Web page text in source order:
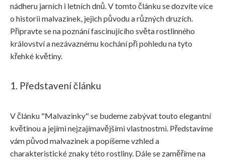
nádheru jarních i letních dnů. V tomto článku se dozvíte více
o historii malvazinek, jejich původu a různých druzích.
Připravte se na poznání fascinujícího světa rostlinného
království a nezávaznému kochání při pohledu na tyto
křehké květiny.
1. Představení článku
V článku "Malvazinky" se budeme zabývat touto elegantní
květinou a jejími nejzajímavějšími vlastnostmi. Představíme
vám původ malvazinek a popíšeme vzhled a
charakteristické znaky této rostliny. Dále se zaměříme na